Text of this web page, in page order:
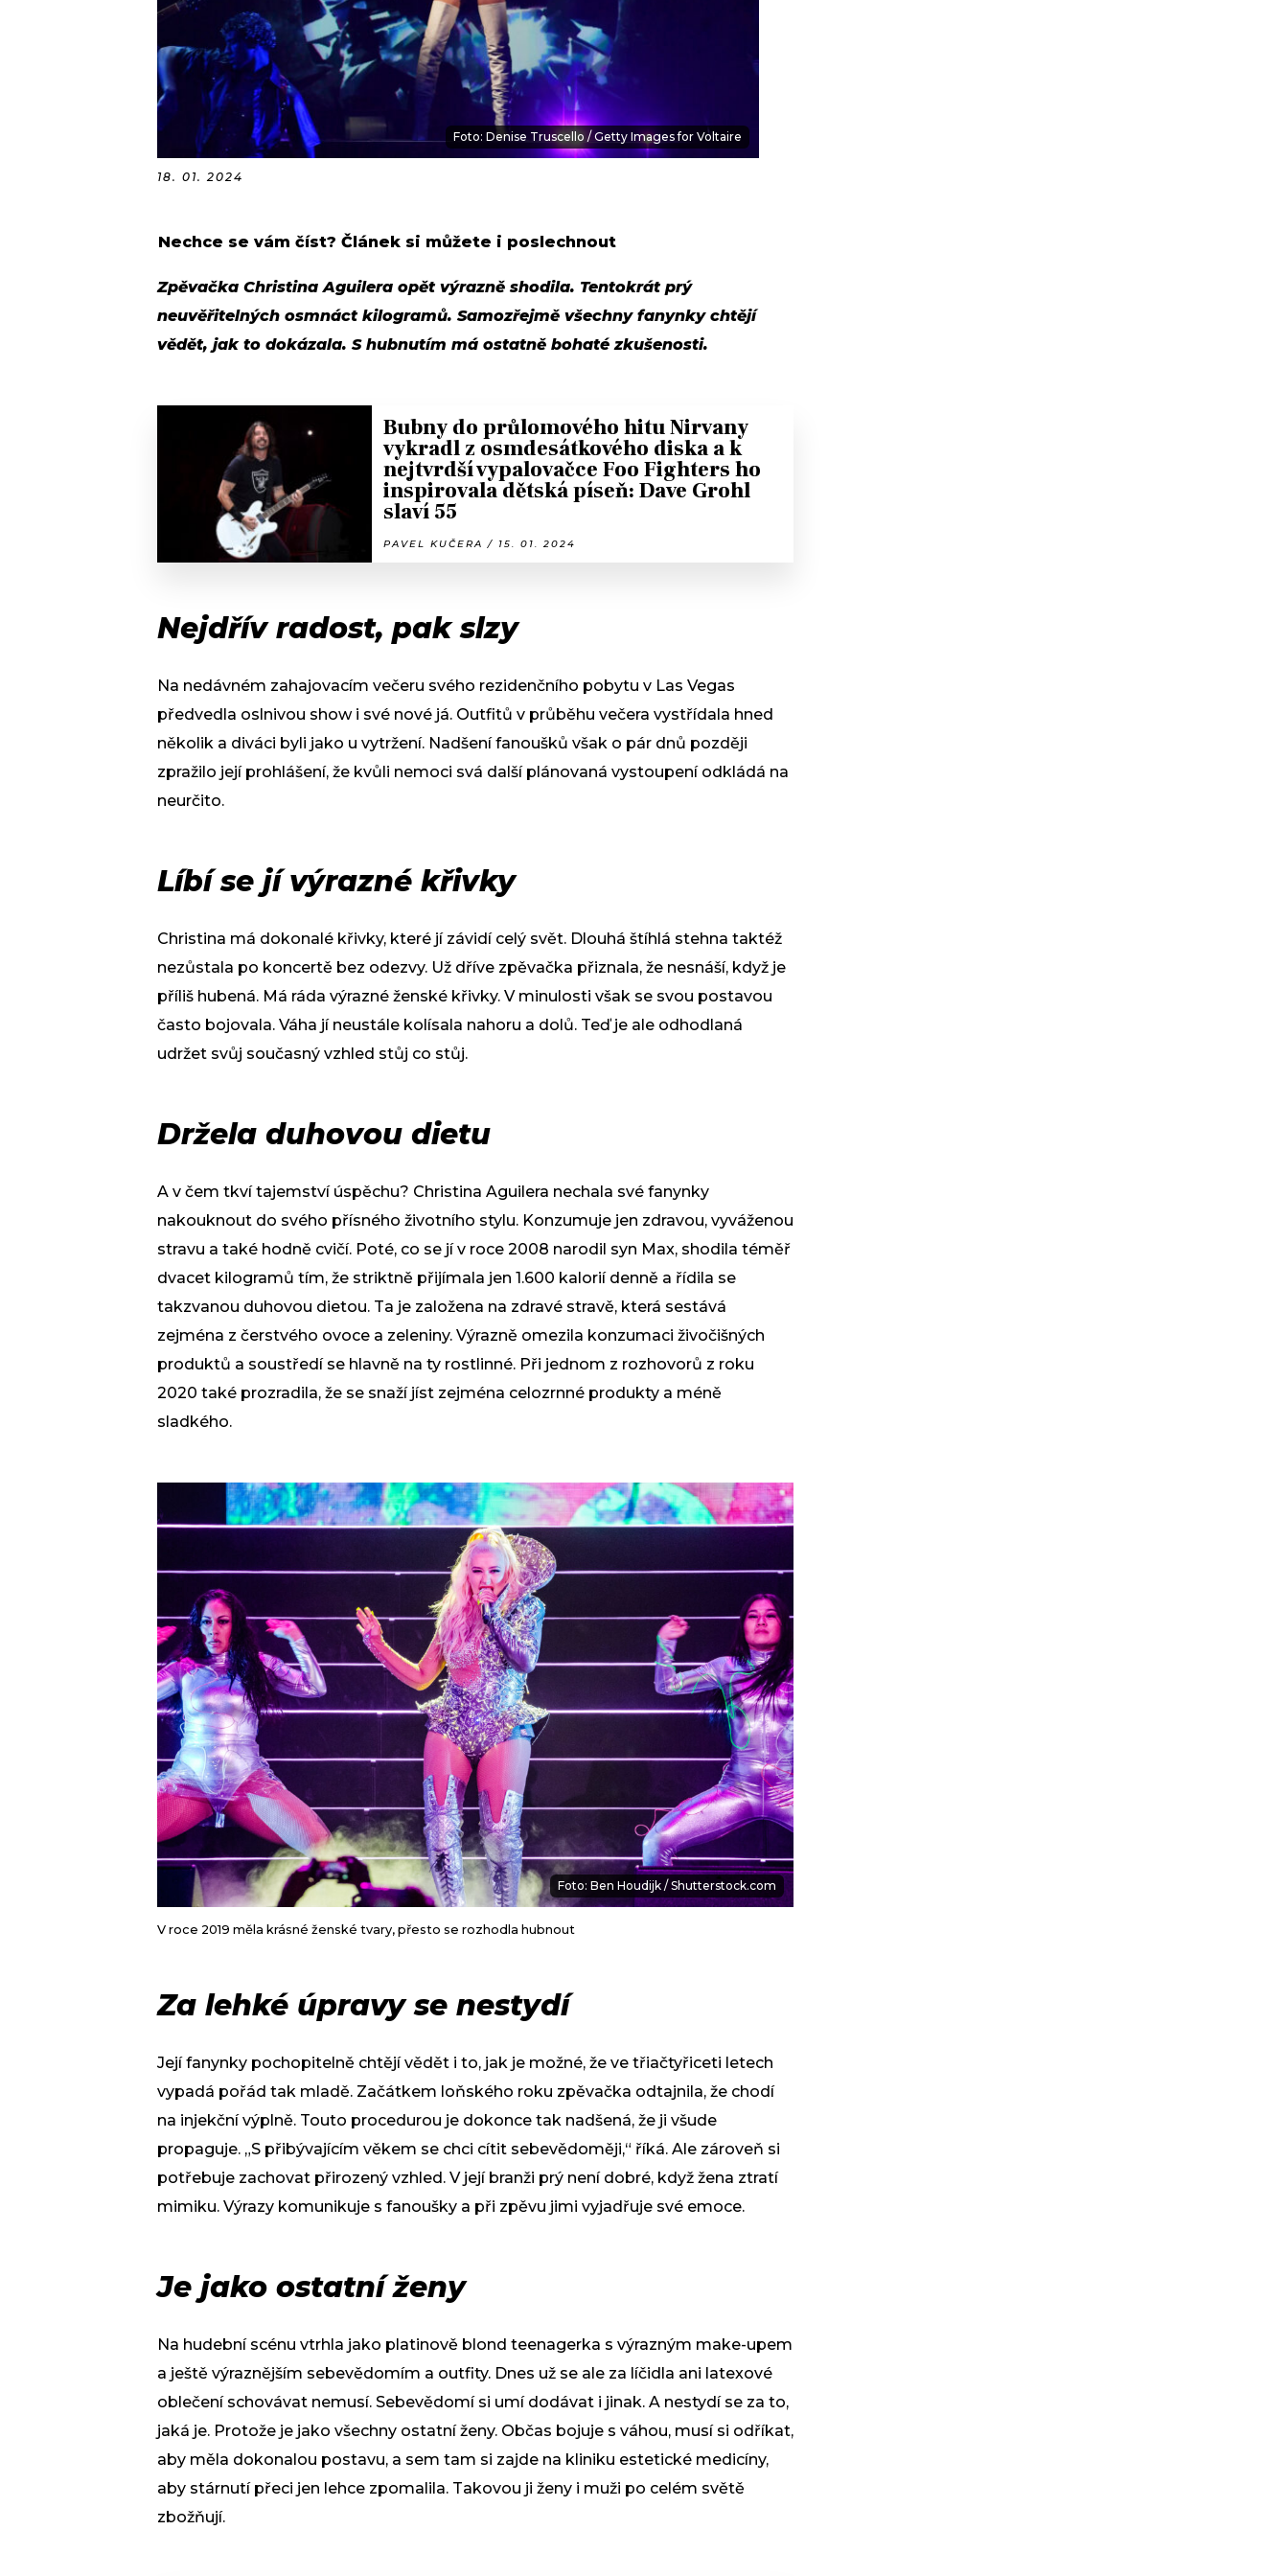
Foto: Denise Truscello / Getty Images for Voltaire
18. 01. 2024
Nechce se vám číst? Článek si můžete i poslechnout
Zpěvačka Christina Aguilera opět výrazně shodila. Tentokrát prý
neuvěřitelných osmnáct kilogramů. Samozřejmě všechny fanynky chtějí
vědět, jak to dokázala. S hubnutím má ostatně bohaté zkušenosti.
Bubny do průlomového hitu Nirvany
vykradl z osmdesátkového diska a k
nejtvrdší vypalovačce Foo Fighters ho
inspirovala dětská píseň: Dave Grohl
slaví 55
PAVEL KUČERA / 15. 01. 2024
Nejdřív radost, pak slzy
Na nedávném zahajovacím večeru svého rezidenčního pobytu v Las Vegas
předvedla oslnivou show i své nové já. Outfitů v průběhu večera vystřídala hned
několik a diváci byli jako u vytržení. Nadšení fanoušků však o pár dnů později
zpražilo její prohlášení, že kvůli nemoci svá další plánovaná vystoupení odkládá na
neurčito.
Líbí se jí výrazné křivky
Christina má dokonalé křivky, které jí závidí celý svět. Dlouhá štíhlá stehna taktéž
nezůstala po koncertě bez odezvy. Už dříve zpěvačka přiznala, že nesnáší, když je
příliš hubená. Má ráda výrazné ženské křivky. V minulosti však se svou postavou
často bojovala. Váha jí neustále kolísala nahoru a dolů. Teď je ale odhodlaná
udržet svůj současný vzhled stůj co stůj.
Držela duhovou dietu
A v čem tkví tajemství úspěchu? Christina Aguilera nechala své fanynky
nakouknout do svého přísného životního stylu. Konzumuje jen zdravou, vyváženou
stravu a také hodně cvičí. Poté, co se jí v roce 2008 narodil syn Max, shodila téměř
dvacet kilogramů tím, že striktně přijímala jen 1.600 kalorií denně a řídila se
takzvanou duhovou dietou. Ta je založena na zdravé stravě, která sestává
zejména z čerstvého ovoce a zeleniny. Výrazně omezila konzumaci živočišných
produktů a soustředí se hlavně na ty rostlinné. Při jednom z rozhovorů z roku
2020 také prozradila, že se snaží jíst zejména celozrnné produkty a méně
sladkého.
Foto: Ben Houdijk / Shutterstock.com
V roce 2019 měla krásné ženské tvary, přesto se rozhodla hubnout
Za lehké úpravy se nestydí
Její fanynky pochopitelně chtějí vědět i to, jak je možné, že ve třiačtyřiceti letech
vypadá pořád tak mladě. Začátkem loňského roku zpěvačka odtajnila, že chodí
na injekční výplně. Touto procedurou je dokonce tak nadšená, že ji všude
propaguje. „S přibývajícím věkem se chci cítit sebevědoměji,“ říká. Ale zároveň si
potřebuje zachovat přirozený vzhled. V její branži prý není dobré, když žena ztratí
mimiku. Výrazy komunikuje s fanoušky a při zpěvu jimi vyjadřuje své emoce.
Je jako ostatní ženy
Na hudební scénu vtrhla jako platinově blond teenagerka s výrazným make-upem
a ještě výraznějším sebevědomím a outfity. Dnes už se ale za líčidla ani latexové
oblečení schovávat nemusí. Sebevědomí si umí dodávat i jinak. A nestydí se za to,
jaká je. Protože je jako všechny ostatní ženy. Občas bojuje s váhou, musí si odříkat,
aby měla dokonalou postavu, a sem tam si zajde na kliniku estetické medicíny,
aby stárnutí přeci jen lehce zpomalila. Takovou ji ženy i muži po celém světě
zbožňují.